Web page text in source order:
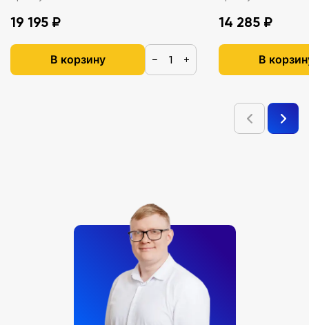
19 195 ₽
В корзину − +
14 285 ₽
В